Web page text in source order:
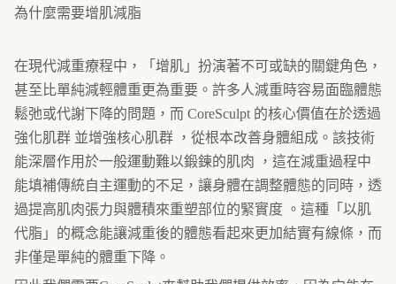
為什麼需要增肌減脂
在現代減重療程中，「增肌」扮演著不可或缺的關鍵角色，
甚至比單純減輕體重更為重要。許多人減重時容易面臨體態
鬆弛或代謝下降的問題，而 CoreSculpt 的核心價值在於透過
強化肌群 並增強核心肌群 ，從根本改善身體組成。該技術
能深層作用於一般運動難以鍛鍊的肌肉 ，這在減重過程中
能填補傳統自主運動的不足，讓身體在調整體態的同時，透
過提高肌肉張力與體積來重塑部位的緊實度 。這種「以肌
代脂」的概念能讓減重後的體態看起來更加結實有線條，而
非僅是單純的體重下降。